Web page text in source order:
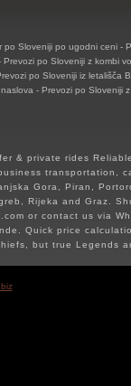
Sloveniji po ugodni ceni -
po Sloveniji z kombi
po Sloveniji iz letališča
- Prevozi po Sloveniji
& private rides
transportation,
Gora, Piran,
Rijeka and Graz.
or contact us via
Quick price
but true Legends